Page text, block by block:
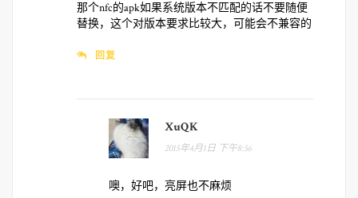
那个nfc的apk如果系统版本不匹配的话不要随便
替换，这个对版本要求比较大，可能会不兼容的
回复
XuQK
2015年4月1日 下午8:56
噢，好吧，亮屏也不麻烦